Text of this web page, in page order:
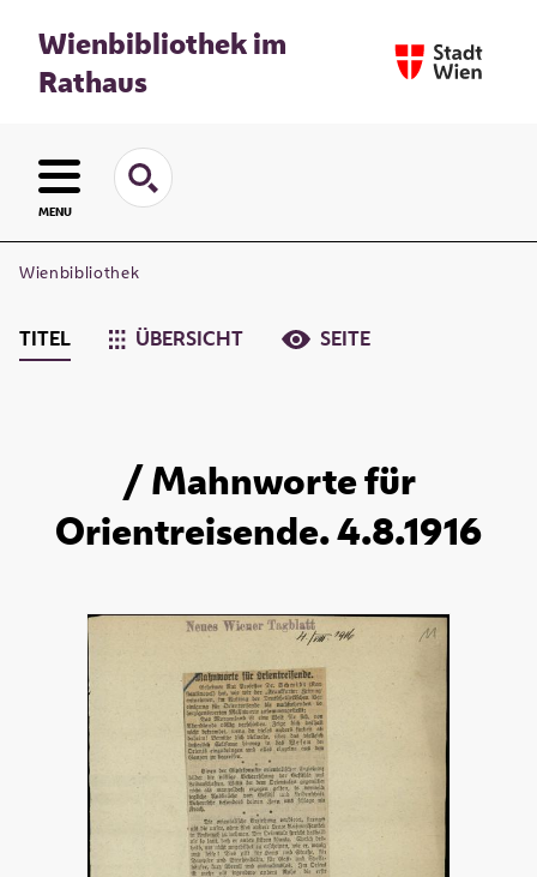
Wienbibliothek im
Rathaus
MENU
Wienbibliothek
TITEL ÜBERSICHT SEITE
/ Mahnworte für
Orientreisende. 4.8.1916